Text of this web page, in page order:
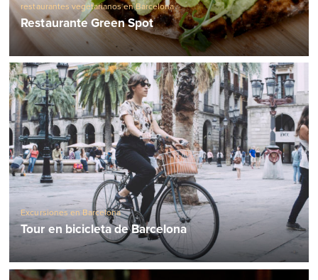
restaurantes vegetarianos en Barcelona
Restaurante Green Spot
Excursiones en Barcelona
Tour en bicicleta de Barcelona